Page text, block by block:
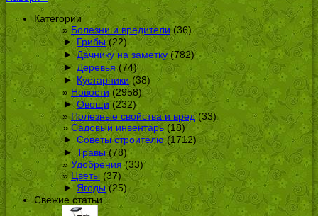
Категории
Болезни и вредители(36)
► Грибы(22)
► Дачнику на заметку (782)
► Деревья(74)
► Кустарники (38)
Новости(2958)
► Овощи(232)
Полезные свойства и вред(33)
Садовый инвентарь(18)
► Советы строителю(1712)
► Травы(78)
Удобрения(33)
Цветы (37)
► Ягоды(25)
Свежие статьи